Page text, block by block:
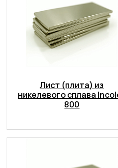
Лист (плита) из
никелевого сплава
800